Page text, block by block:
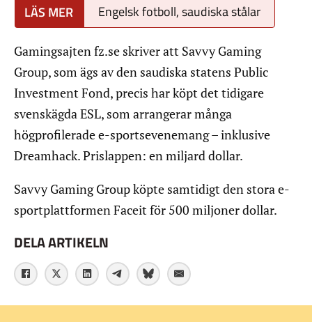
Engelsk fotboll, saudiska stålar
Gamingsajten fz.se skriver att Savvy Gaming
Group, som ägs av den saudiska statens Public
Investment Fond, precis har köpt det tidigare
svenskägda ESL, som arrangerar många
högprofilerade e-sportsevenemang – inklusive
Dreamhack. Prislappen: en miljard dollar.
Savvy Gaming Group köpte samtidigt den stora e-
sportplattformen Faceit för 500 miljoner dollar.
DELA ARTIKELN